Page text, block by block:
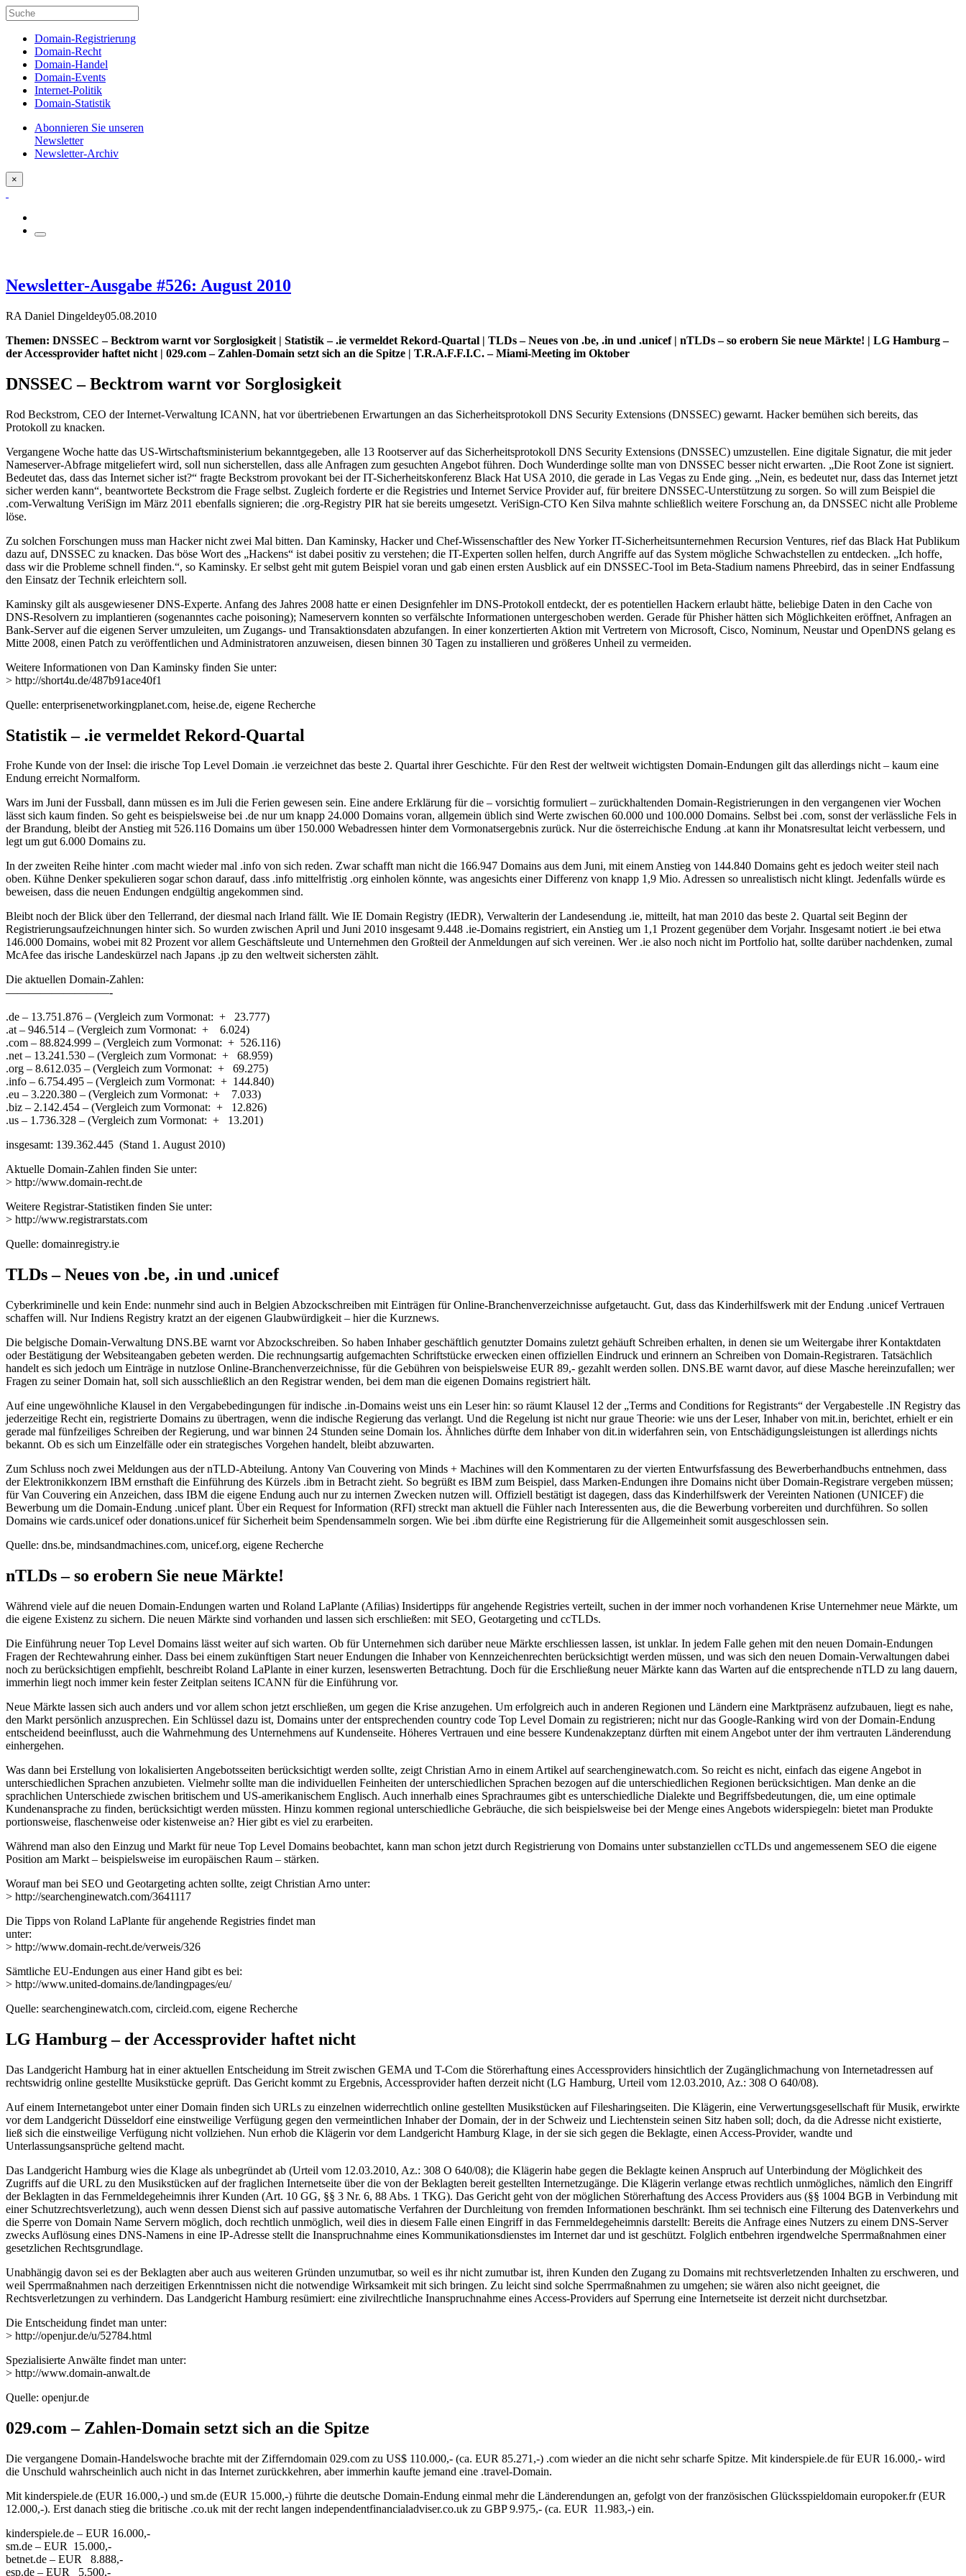
Domain-Registrierung
Domain-Recht
Domain-Handel
Domain-Events
Internet-Politik
Domain-Statistik
Abonnieren Sie unseren
Newsletter
Newsletter-Archiv
×
Newsletter-Ausgabe #526: August 2010
RA Daniel Dingeldey05.08.2010
Themen: DNSSEC – Becktrom warnt vor Sorglosigkeit | Statistik – .ie vermeldet Rekord-Quartal | TLDs – Neues von .be, .in und .unicef | nTLDs – so erobern Sie neue Märkte! | LG Hamburg –
der Accessprovider haftet nicht | 029.com – Zahlen-Domain setzt sich an die Spitze | T.R.A.F.F.I.C. – Miami-Meeting im Oktober
DNSSEC – Becktrom warnt vor Sorglosigkeit
Rod Beckstrom, CEO der Internet-Verwaltung ICANN, hat vor übertriebenen Erwartungen an das Sicherheitsprotokoll DNS Security Extensions (DNSSEC) gewarnt. Hacker bemühen sich bereits, das
Protokoll zu knacken.
Vergangene Woche hatte das US-Wirtschaftsministerium bekanntgegeben, alle 13 Rootserver auf das Sicherheitsprotokoll DNS Security Extensions (DNSSEC) umzustellen. Eine digitale Signatur, die mit jeder
Nameserver-Abfrage mitgeliefert wird, soll nun sicherstellen, dass alle Anfragen zum gesuchten Angebot führen. Doch Wunderdinge sollte man von DNSSEC besser nicht erwarten. „Die Root Zone ist signiert.
Bedeutet das, dass das Internet sicher ist?“ fragte Beckstrom provokant bei der IT-Sicherheitskonferenz Black Hat USA 2010, die gerade in Las Vegas zu Ende ging. „Nein, es bedeutet nur, dass das Internet jetzt
sicher werden kann“, beantwortete Beckstrom die Frage selbst. Zugleich forderte er die Registries und Internet Service Provider auf, für breitere DNSSEC-Unterstützung zu sorgen. So will zum Beispiel die
.com-Verwaltung VeriSign im März 2011 ebenfalls signieren; die .org-Registry PIR hat sie bereits umgesetzt. VeriSign-CTO Ken Silva mahnte schließlich weitere Forschung an, da DNSSEC nicht alle Probleme
löse.
Zu solchen Forschungen muss man Hacker nicht zwei Mal bitten. Dan Kaminsky, Hacker und Chef-Wissenschaftler des New Yorker IT-Sicherheitsunternehmen Recursion Ventures, rief das Black Hat Publikum
dazu auf, DNSSEC zu knacken. Das böse Wort des „Hackens“ ist dabei positiv zu verstehen; die IT-Experten sollen helfen, durch Angriffe auf das System mögliche Schwachstellen zu entdecken. „Ich hoffe,
dass wir die Probleme schnell finden.“, so Kaminsky. Er selbst geht mit gutem Beispiel voran und gab einen ersten Ausblick auf ein DNSSEC-Tool im Beta-Stadium namens Phreebird, das in seiner Endfassung
den Einsatz der Technik erleichtern soll.
Kaminsky gilt als ausgewiesener DNS-Experte. Anfang des Jahres 2008 hatte er einen Designfehler im DNS-Protokoll entdeckt, der es potentiellen Hackern erlaubt hätte, beliebige Daten in den Cache von
DNS-Resolvern zu implantieren (sogenanntes cache poisoning); Nameservern konnten so verfälschte Informationen untergeschoben werden. Gerade für Phisher hätten sich Möglichkeiten eröffnet, Anfragen an
Bank-Server auf die eigenen Server umzuleiten, um Zugangs- und Transaktionsdaten abzufangen. In einer konzertierten Aktion mit Vertretern von Microsoft, Cisco, Nominum, Neustar und OpenDNS gelang es
Mitte 2008, einen Patch zu veröffentlichen und Administratoren anzuweisen, diesen binnen 30 Tagen zu installieren und größeres Unheil zu vermeiden.
Weitere Informationen von Dan Kaminsky finden Sie unter:
> http://short4u.de/487b91ace40f1
Quelle: enterprisenetworkingplanet.com, heise.de, eigene Recherche
Statistik – .ie vermeldet Rekord-Quartal
Frohe Kunde von der Insel: die irische Top Level Domain .ie verzeichnet das beste 2. Quartal ihrer Geschichte. Für den Rest der weltweit wichtigsten Domain-Endungen gilt das allerdings nicht – kaum eine
Endung erreicht Normalform.
Wars im Juni der Fussball, dann müssen es im Juli die Ferien gewesen sein. Eine andere Erklärung für die – vorsichtig formuliert – zurückhaltenden Domain-Registrierungen in den vergangenen vier Wochen
lässt sich kaum finden. So geht es beispielsweise bei .de nur um knapp 24.000 Domains voran, allgemein üblich sind Werte zwischen 60.000 und 100.000 Domains. Selbst bei .com, sonst der verlässliche Fels in
der Brandung, bleibt der Anstieg mit 526.116 Domains um über 150.000 Webadressen hinter dem Vormonatsergebnis zurück. Nur die österreichische Endung .at kann ihr Monatsresultat leicht verbessern, und
legt um gut 6.000 Domains zu.
In der zweiten Reihe hinter .com macht wieder mal .info von sich reden. Zwar schafft man nicht die 166.947 Domains aus dem Juni, mit einem Anstieg von 144.840 Domains geht es jedoch weiter steil nach
oben. Kühne Denker spekulieren sogar schon darauf, dass .info mittelfristig .org einholen könnte, was angesichts einer Differenz von knapp 1,9 Mio. Adressen so unrealistisch nicht klingt. Jedenfalls würde es
beweisen, dass die neuen Endungen endgültig angekommen sind.
Bleibt noch der Blick über den Tellerrand, der diesmal nach Irland fällt. Wie IE Domain Registry (IEDR), Verwalterin der Landesendung .ie, mitteilt, hat man 2010 das beste 2. Quartal seit Beginn der
Registrierungsaufzeichnungen hinter sich. So wurden zwischen April und Juni 2010 insgesamt 9.448 .ie-Domains registriert, ein Anstieg um 1,1 Prozent gegenüber dem Vorjahr. Insgesamt notiert .ie bei etwa
146.000 Domains, wobei mit 82 Prozent vor allem Geschäftsleute und Unternehmen den Großteil der Anmeldungen auf sich vereinen. Wer .ie also noch nicht im Portfolio hat, sollte darüber nachdenken, zumal
McAfee das irische Landeskürzel nach Japans .jp zu den weltweit sichersten zählt.
Die aktuellen Domain-Zahlen:
—————————-
.de – 13.751.876 – (Vergleich zum Vormonat: + 23.777)
.at – 946.514 – (Vergleich zum Vormonat: + 6.024)
.com – 88.824.999 – (Vergleich zum Vormonat: + 526.116)
.net – 13.241.530 – (Vergleich zum Vormonat: + 68.959)
.org – 8.612.035 – (Vergleich zum Vormonat: + 69.275)
.info – 6.754.495 – (Vergleich zum Vormonat: + 144.840)
.eu – 3.220.380 – (Vergleich zum Vormonat: + 7.033)
.biz – 2.142.454 – (Vergleich zum Vormonat: + 12.826)
.us – 1.736.328 – (Vergleich zum Vormonat: + 13.201)
insgesamt: 139.362.445 (Stand 1. August 2010)
Aktuelle Domain-Zahlen finden Sie unter:
> http://www.domain-recht.de
Weitere Registrar-Statistiken finden Sie unter:
> http://www.registrarstats.com
Quelle: domainregistry.ie
TLDs – Neues von .be, .in und .unicef
Cyberkriminelle und kein Ende: nunmehr sind auch in Belgien Abzockschreiben mit Einträgen für Online-Branchenverzeichnisse aufgetaucht. Gut, dass das Kinderhilfswerk mit der Endung .unicef Vertrauen
schaffen will. Nur Indiens Registry kratzt an der eigenen Glaubwürdigkeit – hier die Kurznews.
Die belgische Domain-Verwaltung DNS.BE warnt vor Abzockschreiben. So haben Inhaber geschäftlich genutzter Domains zuletzt gehäuft Schreiben erhalten, in denen sie um Weitergabe ihrer Kontaktdaten
oder Bestätigung der Websiteangaben gebeten werden. Die rechnungsartig aufgemachten Schriftstücke erwecken einen offiziellen Eindruck und erinnern an Schreiben von Domain-Registraren. Tatsächlich
handelt es sich jedoch um Einträge in nutzlose Online-Branchenverzeichnisse, für die Gebühren von beispielsweise EUR 89,- gezahlt werden sollen. DNS.BE warnt davor, auf diese Masche hereinzufallen; wer
Fragen zu seiner Domain hat, soll sich ausschließlich an den Registrar wenden, bei dem man die eigenen Domains registriert hält.
Auf eine ungewöhnliche Klausel in den Vergabebedingungen für indische .in-Domains weist uns ein Leser hin: so räumt Klausel 12 der „Terms and Conditions for Registrants“ der Vergabestelle .IN Registry das
jederzeitige Recht ein, registrierte Domains zu übertragen, wenn die indische Regierung das verlangt. Und die Regelung ist nicht nur graue Theorie: wie uns der Leser, Inhaber von mit.in, berichtet, erhielt er ein
gerade mal fünfzeiliges Schreiben der Regierung, und war binnen 24 Stunden seine Domain los. Ähnliches dürfte dem Inhaber von dit.in widerfahren sein, von Entschädigungsleistungen ist allerdings nichts
bekannt. Ob es sich um Einzelfälle oder ein strategisches Vorgehen handelt, bleibt abzuwarten.
Zum Schluss noch zwei Meldungen aus der nTLD-Abteilung. Antony Van Couvering von Minds + Machines will den Kommentaren zu der vierten Entwurfsfassung des Bewerberhandbuchs entnehmen, dass
der Elektronikkonzern IBM ernsthaft die Einführung des Kürzels .ibm in Betracht zieht. So begrüßt es IBM zum Beispiel, dass Marken-Endungen ihre Domains nicht über Domain-Registrare vergeben müssen;
für Van Couvering ein Anzeichen, dass IBM die eigene Endung auch nur zu internen Zwecken nutzen will. Offiziell bestätigt ist dagegen, dass das Kinderhilfswerk der Vereinten Nationen (UNICEF) die
Bewerbung um die Domain-Endung .unicef plant. Über ein Request for Information (RFI) streckt man aktuell die Fühler nach Interessenten aus, die die Bewerbung vorbereiten und durchführen. So sollen
Domains wie cards.unicef oder donations.unicef für Sicherheit beim Spendensammeln sorgen. Wie bei .ibm dürfte eine Registrierung für die Allgemeinheit somit ausgeschlossen sein.
Quelle: dns.be, mindsandmachines.com, unicef.org, eigene Recherche
nTLDs – so erobern Sie neue Märkte!
Während viele auf die neuen Domain-Endungen warten und Roland LaPlante (Afilias) Insidertipps für angehende Registries verteilt, suchen in der immer noch vorhandenen Krise Unternehmer neue Märkte, um
die eigene Existenz zu sichern. Die neuen Märkte sind vorhanden und lassen sich erschließen: mit SEO, Geotargeting und ccTLDs.
Die Einführung neuer Top Level Domains lässt weiter auf sich warten. Ob für Unternehmen sich darüber neue Märkte erschliessen lassen, ist unklar. In jedem Falle gehen mit den neuen Domain-Endungen
Fragen der Rechtewahrung einher. Dass bei einem zukünftigen Start neuer Endungen die Inhaber von Kennzeichenrechten berücksichtigt werden müssen, und was sich den neuen Domain-Verwaltungen dabei
noch zu berücksichtigen empfiehlt, beschreibt Roland LaPlante in einer kurzen, lesenswerten Betrachtung. Doch für die Erschließung neuer Märkte kann das Warten auf die entsprechende nTLD zu lang dauern,
immerhin liegt noch immer kein fester Zeitplan seitens ICANN für die Einführung vor.
Neue Märkte lassen sich auch anders und vor allem schon jetzt erschließen, um gegen die Krise anzugehen. Um erfolgreich auch in anderen Regionen und Ländern eine Marktpräsenz aufzubauen, liegt es nahe,
den Markt persönlich anzusprechen. Ein Schlüssel dazu ist, Domains unter der entsprechenden country code Top Level Domain zu registrieren; nicht nur das Google-Ranking wird von der Domain-Endung
entscheidend beeinflusst, auch die Wahrnehmung des Unternehmens auf Kundenseite. Höheres Vertrauen und eine bessere Kundenakzeptanz dürften mit einem Angebot unter der ihm vertrauten Länderendung
einhergehen.
Was dann bei Erstellung von lokalisierten Angebotsseiten berücksichtigt werden sollte, zeigt Christian Arno in einem Artikel auf searchenginewatch.com. So reicht es nicht, einfach das eigene Angebot in
unterschiedlichen Sprachen anzubieten. Vielmehr sollte man die individuellen Feinheiten der unterschiedlichen Sprachen bezogen auf die unterschiedlichen Regionen berücksichtigen. Man denke an die
sprachlichen Unterschiede zwischen britischem und US-amerikanischem Englisch. Auch innerhalb eines Sprachraumes gibt es unterschiedliche Dialekte und Begriffsbedeutungen, die, um eine optimale
Kundenansprache zu finden, berücksichtigt werden müssten. Hinzu kommen regional unterschiedliche Gebräuche, die sich beispielsweise bei der Menge eines Angebots widerspiegeln: bietet man Produkte
portionsweise, flaschenweise oder kistenweise an? Hier gibt es viel zu erarbeiten.
Während man also den Einzug und Markt für neue Top Level Domains beobachtet, kann man schon jetzt durch Registrierung von Domains unter substanziellen ccTLDs und angemessenem SEO die eigene
Position am Markt – beispielsweise im europäischen Raum – stärken.
Worauf man bei SEO und Geotargeting achten sollte, zeigt Christian Arno unter:
> http://searchenginewatch.com/3641117
Die Tipps von Roland LaPlante für angehende Registries findet man
unter:
> http://www.domain-recht.de/verweis/326
Sämtliche EU-Endungen aus einer Hand gibt es bei:
> http://www.united-domains.de/landingpages/eu/
Quelle: searchenginewatch.com, circleid.com, eigene Recherche
LG Hamburg – der Accessprovider haftet nicht
Das Landgericht Hamburg hat in einer aktuellen Entscheidung im Streit zwischen GEMA und T-Com die Störerhaftung eines Accessproviders hinsichtlich der Zugänglichmachung von Internetadressen auf
rechtswidrig online gestellte Musikstücke geprüft. Das Gericht kommt zu Ergebnis, Accessprovider haften derzeit nicht (LG Hamburg, Urteil vom 12.03.2010, Az.: 308 O 640/08).
Auf einem Internetangebot unter einer Domain finden sich URLs zu einzelnen widerrechtlich online gestellten Musikstücken auf Filesharingseiten. Die Klägerin, eine Verwertungsgesellschaft für Musik, erwirkte
vor dem Landgericht Düsseldorf eine einstweilige Verfügung gegen den vermeintlichen Inhaber der Domain, der in der Schweiz und Liechtenstein seinen Sitz haben soll; doch, da die Adresse nicht existierte,
ließ sich die einstweilige Verfügung nicht vollziehen. Nun erhob die Klägerin vor dem Landgericht Hamburg Klage, in der sie sich gegen die Beklagte, einen Access-Provider, wandte und
Unterlassungsansprüche geltend macht.
Das Landgericht Hamburg wies die Klage als unbegründet ab (Urteil vom 12.03.2010, Az.: 308 O 640/08); die Klägerin habe gegen die Beklagte keinen Anspruch auf Unterbindung der Möglichkeit des
Zugriffs auf die URL zu den Musikstücken auf der fraglichen Internetseite über die von der Beklagten bereit gestellten Internetzugänge. Die Klägerin verlange etwas rechtlich unmögliches, nämlich den Eingriff
der Beklagten in das Fernmeldegeheimnis ihrer Kunden (Art. 10 GG, §§ 3 Nr. 6, 88 Abs. 1 TKG). Das Gericht geht von der möglichen Störerhaftung des Access Providers aus (§§ 1004 BGB in Verbindung mit
einer Schutzrechtsverletzung), auch wenn dessen Dienst sich auf passive automatische Verfahren der Durchleitung von fremden Informationen beschränkt. Ihm sei technisch eine Filterung des Datenverkehrs und
die Sperre von Domain Name Servern möglich, doch rechtlich unmöglich, weil dies in diesem Falle einen Eingriff in das Fernmeldegeheimnis darstellt: Bereits die Anfrage eines Nutzers zu einem DNS-Server
zwecks Auflösung eines DNS-Namens in eine IP-Adresse stellt die Inanspruchnahme eines Kommunikationsdienstes im Internet dar und ist geschützt. Folglich entbehren irgendwelche Sperrmaßnahmen einer
gesetzlichen Rechtsgrundlage.
Unabhängig davon sei es der Beklagten aber auch aus weiteren Gründen unzumutbar, so weil es ihr nicht zumutbar ist, ihren Kunden den Zugang zu Domains mit rechtsverletzenden Inhalten zu erschweren, und
weil Sperrmaßnahmen nach derzeitigen Erkenntnissen nicht die notwendige Wirksamkeit mit sich bringen. Zu leicht sind solche Sperrmaßnahmen zu umgehen; sie wären also nicht geeignet, die
Rechtsverletzungen zu verhindern. Das Landgericht Hamburg resümiert: eine zivilrechtliche Inanspruchnahme eines Access-Providers auf Sperrung eine Internetseite ist derzeit nicht durchsetzbar.
Die Entscheidung findet man unter:
> http://openjur.de/u/52784.html
Spezialisierte Anwälte findet man unter:
> http://www.domain-anwalt.de
Quelle: openjur.de
029.com – Zahlen-Domain setzt sich an die Spitze
Die vergangene Domain-Handelswoche brachte mit der Zifferndomain 029.com zu US$ 110.000,- (ca. EUR 85.271,-) .com wieder an die nicht sehr scharfe Spitze. Mit kinderspiele.de für EUR 16.000,- wird
die Unschuld wahrscheinlich auch nicht in das Internet zurückkehren, aber immerhin kaufte jemand eine .travel-Domain.
Mit kinderspiele.de (EUR 16.000,-) und sm.de (EUR 15.000,-) führte die deutsche Domain-Endung einmal mehr die Länderendungen an, gefolgt von der französischen Glücksspieldomain europoker.fr (EUR
12.000,-). Erst danach stieg die britische .co.uk mit der recht langen independentfinancialadviser.co.uk zu GBP 9.975,- (ca. EUR 11.983,-) ein.
kinderspiele.de – EUR 16.000,-
sm.de – EUR 15.000,-
betnet.de – EUR 8.888,-
esp.de – EUR 5.500,-